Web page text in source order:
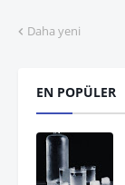
Daha yeni
EN POPÜLER